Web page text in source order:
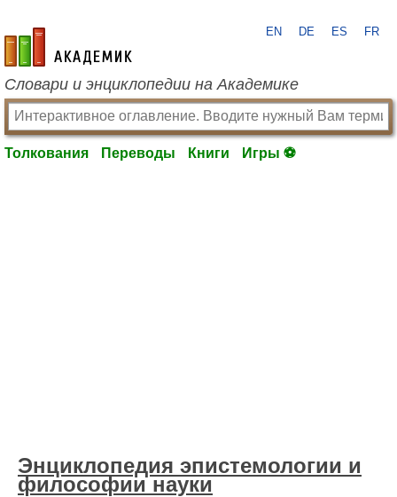
academic.ru
EN DE ES FR
Словари и энциклопедии на Академике
Толкования Переводы Книги Игры ⚽
Энциклопедия эпистемологии и
философии науки